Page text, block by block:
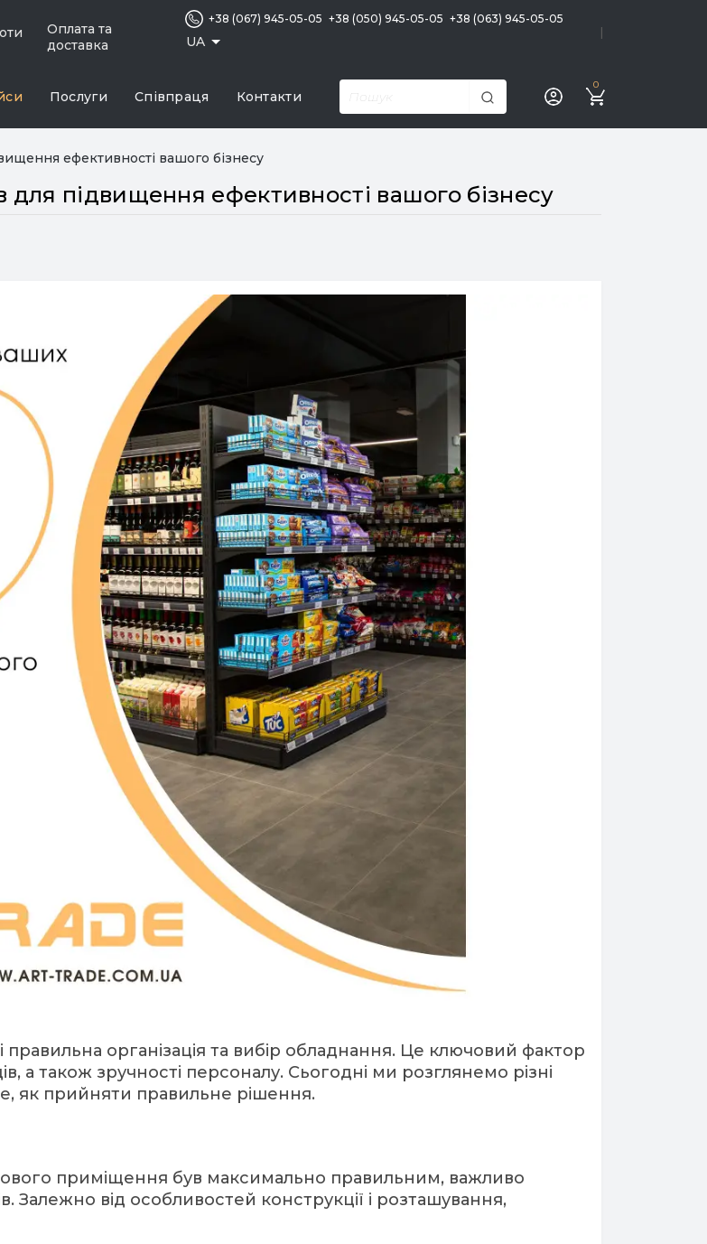
Оплата та
доставка
UA
+38 (067) 945-05-05 +38 (050) 945-05-05 +38 (063) 945-05-05
Послуги Співпраця Контакти
0
ефективності вашого бізнесу
для підвищення ефективності вашого бізнесу
організація та вибір обладнання. Це ключовий фактор
а також зручності персоналу. Сьогодні ми розглянемо різні
як прийняти правильне рішення.
приміщення був максимально правильним, важливо
Залежно від особливостей конструкції і розташування,